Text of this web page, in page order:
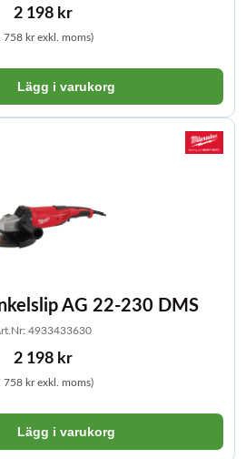
2 198 kr
758 kr exkl. moms)
Lägg i varukorg
AG 22-230 DMS
4933433630
2 198 kr
758 kr exkl. moms)
Lägg i varukorg